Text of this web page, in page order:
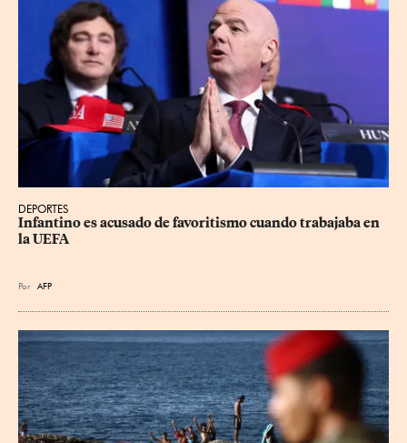
DEPORTES
Infantino es acusado de favoritismo cuando trabajaba en
la UEFA
Por AFP